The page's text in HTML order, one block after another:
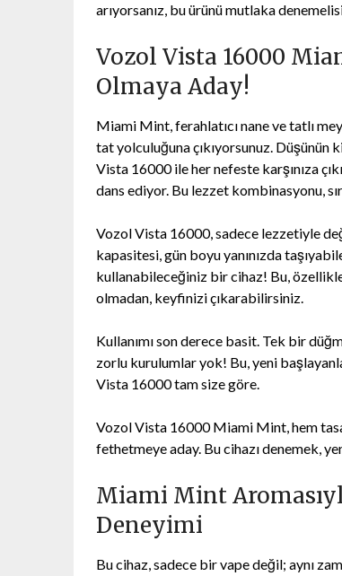
arıyorsanız, bu ürünü mutlaka
Vozol Vista 16000
Olmaya Aday!
Miami Mint, ferahlatıcı nane ve tatlı
tat yolculuğuna çıkıyorsunuz.
Vista 16000 ile her nefeste karşınıza
dans ediyor. Bu lezzet kombinasyonu,
Vozol Vista 16000, sadece lezzetiyle
kapasitesi, gün boyu yanınızda
kullanabileceğiniz bir cihaz! Bu,
olmadan, keyfinizi çıkarabilirsiniz.
Kullanımı son derece basit. Tek bir
zorlu kurulumlar yok! Bu, yeni
Vista 16000 tam size göre.
Vozol Vista 16000 Miami Mint, hem
fethetmeye aday. Bu cihazı denemek,
Miami Mint
Deneyimi
Bu cihaz, sadece bir vape değil; aynı